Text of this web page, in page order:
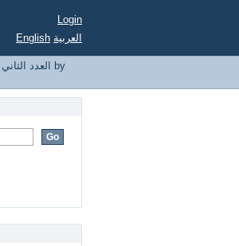
Login
English العربية